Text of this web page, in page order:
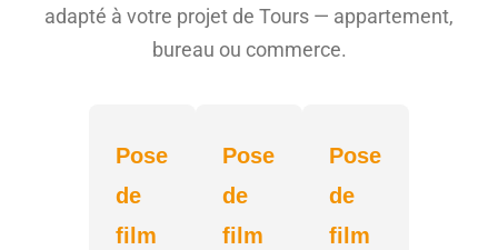
adapté à votre projet de Tours — appartement,
bureau ou commerce.
Pose
de
film
Pose
de
film
Pose
de
film